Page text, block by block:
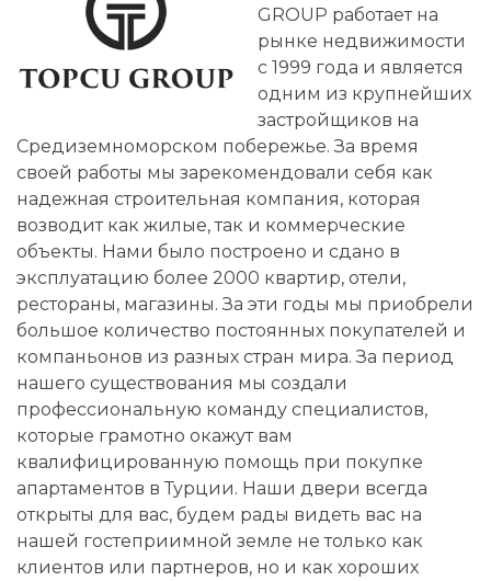
GROUP работает на
рынке недвижимости
с 1999 года и является
одним из крупнейших
застройщиков на
Средиземноморском побережье. За время
своей работы мы зарекомендовали себя как
надежная строительная компания, которая
возводит как жилые, так и коммерческие
объекты. Нами было построено и сдано в
эксплуатацию более 2000 квартир, отели,
рестораны, магазины. За эти годы мы приобрели
большое количество постоянных покупателей и
компаньонов из разных стран мира. За период
нашего существования мы создали
профессиональную команду специалистов,
которые грамотно окажут вам
квалифицированную помощь при покупке
апартаментов в Турции. Наши двери всегда
открыты для вас, будем рады видеть вас на
нашей гостеприимной земле не только как
клиентов или партнеров, но и как хороших